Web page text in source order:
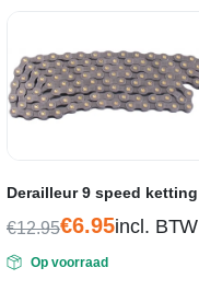
Derailleur 9 speed ketting
€12.95
Oorspronkelijke
prijs
€6.95
Huidige
prijs
incl. BTW
Op voorraad